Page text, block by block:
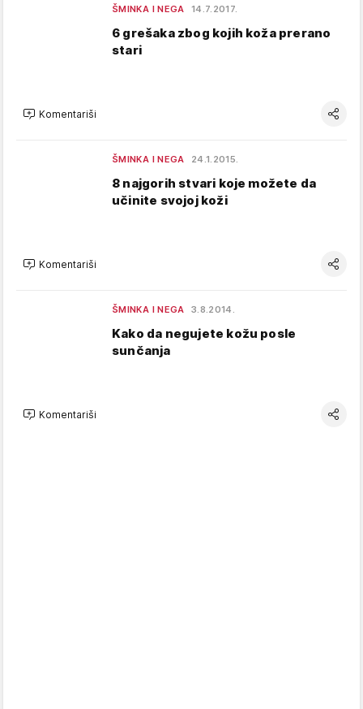
ŠMINKA I NEGA 14.7.2017.
6 grešaka zbog kojih koža prerano
stari
Komentariši
ŠMINKA I NEGA 24.1.2015.
8 najgorih stvari koje možete da
učinite svojoj koži
Komentariši
ŠMINKA I NEGA 3.8.2014.
Kako da negujete kožu posle
sunčanja
Komentariši